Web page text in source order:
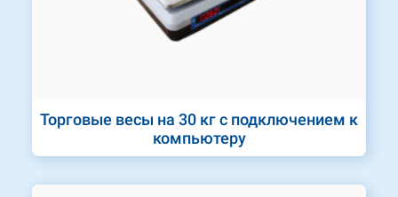
Торговые весы на 30 кг с подключением к
компьютеру